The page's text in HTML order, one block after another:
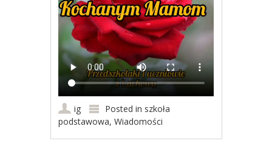
ig Posted in szkoła
podstawowa,Wiadomości